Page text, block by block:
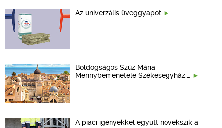
Az univerzális üveggyapot
Boldogságos Szűz Mária
Mennybemenetele Székesegyház,…
A piaci igényekkel együtt növekszik a